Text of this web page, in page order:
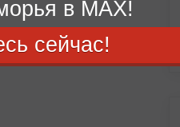
в MAX!
сейчас!